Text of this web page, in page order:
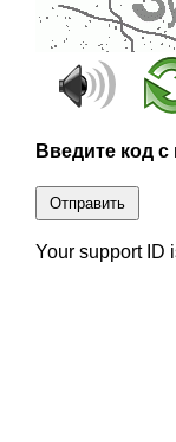
Введите код с
Отправить
Your support ID